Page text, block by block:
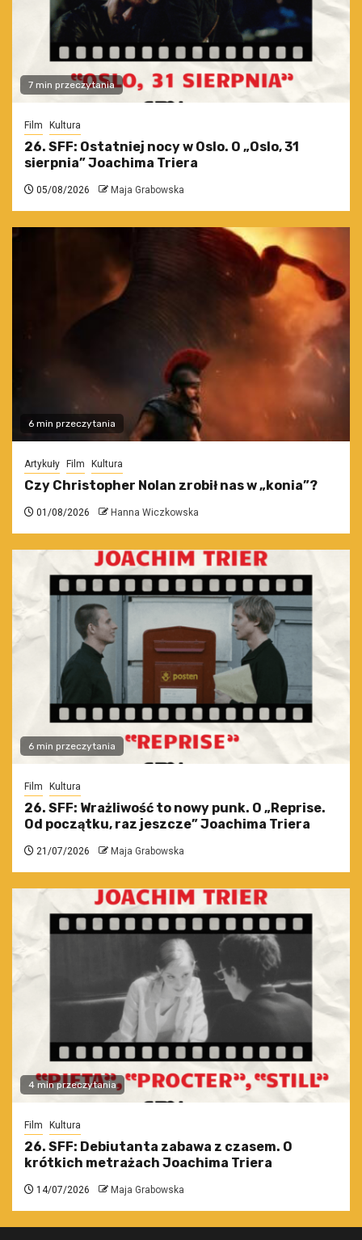
7 min przeczytania
Film Kultura
26. SFF: Ostatniej nocy w Oslo. O „Oslo, 31
sierpnia” Joachima Triera
05/08/2026 Maja Grabowska
6 min przeczytania
Artykuły Film Kultura
Czy Christopher Nolan zrobił nas w „konia”?
01/08/2026 Hanna Wiczkowska
6 min przeczytania
Film Kultura
26. SFF: Wrażliwość to nowy punk. O „Reprise.
Od początku, raz jeszcze” Joachima Triera
21/07/2026 Maja Grabowska
4 min przeczytania
Film Kultura
26. SFF: Debiutanta zabawa z czasem. O
krótkich metrażach Joachima Triera
14/07/2026 Maja Grabowska